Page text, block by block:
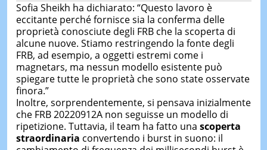
Sofia Sheikh ha dichiarato: “Questo lavoro è
eccitante perché fornisce sia la conferma delle
proprietà conosciute degli FRB che la scoperta di
alcune nuove. Stiamo restringendo la fonte degli
FRB, ad esempio, a oggetti estremi come i
magnetars, ma nessun modello esistente può
spiegare tutte le proprietà che sono state osservate
finora.”
Inoltre, sorprendentemente, si pensava inizialmente
che FRB 20220912A non seguisse un modello di
ripetizione. Tuttavia, il team ha fatto una scoperta
straordinaria convertendo i burst in suono: il